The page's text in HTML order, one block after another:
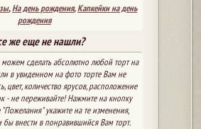
,На день рождения,Капкейки на день
рождения
же еще не нашли?
сделать абсолютно любой торт на
в увиденном на фото торте Вам не
цвет, количество ярусов, расположение
- не переживайте! Нажмите на кнопку
"Пожелания" укажите на те изменения,
бы внести в понравившийся Вам торт.